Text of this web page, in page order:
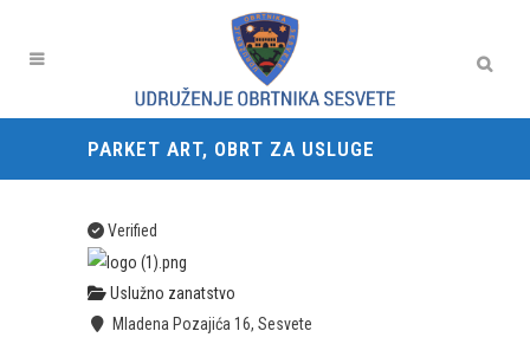
PARKET ART, OBRT ZA USLUGE
Verified
Uslužno zanatstvo
Mladena Pozajića 16, Sesvete